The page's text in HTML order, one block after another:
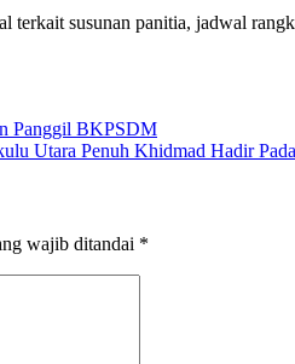
terkait susunan panitia, jadwal
Panggil BKPSDM
Utara Penuh Khidmad Hadir
wajib ditandai *